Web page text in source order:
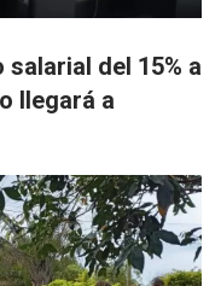
del 15% a
llegará a